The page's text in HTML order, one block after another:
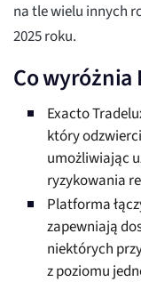
na tle wielu innych
2025 roku.
Co wyróżnia
Exacto
który
umożliwiając
ryzykowania
Platforma
zapewniają
niektórych
z poziomu